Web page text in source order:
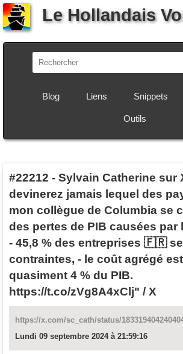
Le Hollandais
Blog Liens Snippets
Outils
#22212 - Sylvain Catherine sur
devinerez jamais lequel des
mon collègue de Columbia se
des pertes de PIB causées par
- 45,8 % des entreprises 🇫🇷
contraintes, - le coût agrégé
quasiment 4 % du PIB.
https://t.co/zVg8A4xClj" / X
https://x.com/sc_cath/status/
Lundi 09 septembre 2024 à 21:59:16